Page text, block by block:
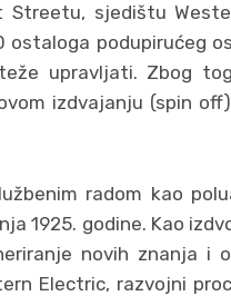
Streetu, sjedištu
ostaloga podupirućeg
upravljati. Zbog
izdvajanju (spin
radom kao
1925. godine. Kao
novih znanja i
Electric, razvojni